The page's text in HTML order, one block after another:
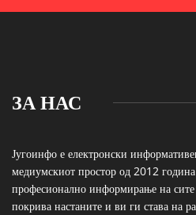
ЗА НАС
Југоинфо е електронски
медиумскиот простор од 2012
професионално информирање на
покрива настаните и ви ги става на